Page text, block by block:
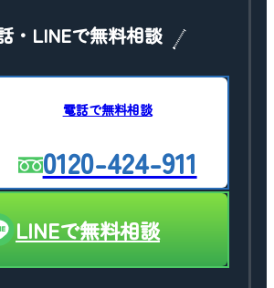
・LINEで無料相談
電話で無料相談
0120-424-911
LINEで無料相談